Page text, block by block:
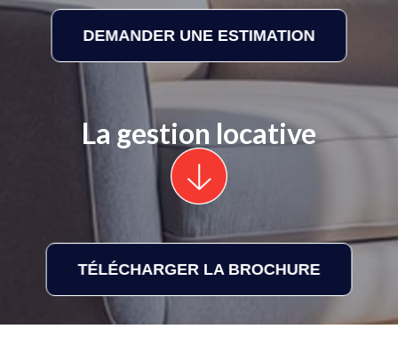
DEMANDER UNE ESTIMATION
La gestion locative
TÉLÉCHARGER LA BROCHURE